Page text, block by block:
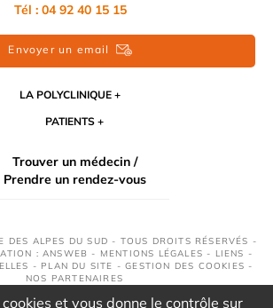
Tél : 04 92 40 15 15
Envoyer un email
LA POLYCLINIQUE
PATIENTS
Trouver un médecin /
Prendre un rendez-vous
DES ALPES DU SUD - TOUS DROITS RÉSERVÉS -
: ANSWEB - MENTIONS LÉGALES - LIENS -
- PLAN DU SITE -GESTION DES COOKIES -
NOS PARTENAIRES
et vous donne le contrôle sur